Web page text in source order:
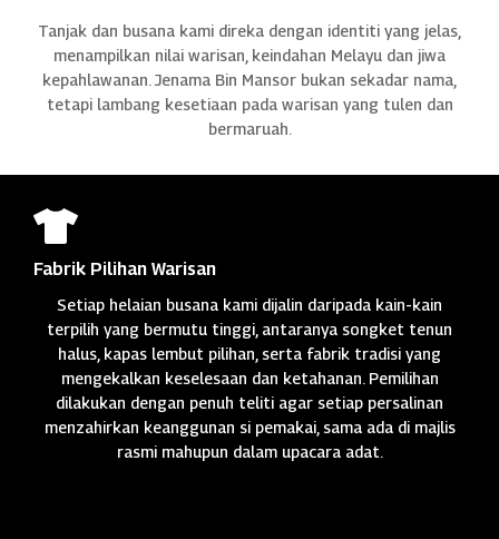
Tanjak dan busana kami direka dengan identiti yang jelas,
menampilkan nilai warisan, keindahan Melayu dan jiwa
kepahlawanan. Jenama Bin Mansor bukan sekadar nama,
tetapi lambang kesetiaan pada warisan yang tulen dan
bermaruah.

Fabrik Pilihan Warisan
Setiap helaian busana kami dijalin daripada kain-kain
terpilih yang bermutu tinggi, antaranya songket tenun
halus, kapas lembut pilihan, serta fabrik tradisi yang
mengekalkan keselesaan dan ketahanan. Pemilihan
dilakukan dengan penuh teliti agar setiap persalinan
menzahirkan keanggunan si pemakai, sama ada di majlis
rasmi mahupun dalam upacara adat.